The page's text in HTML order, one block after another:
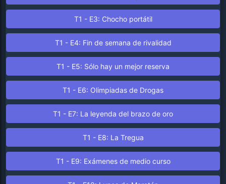
T1 - E3: Chocho portátil
T1 - E4: Fin de semana de rivalidad
T1 - E5: Sólo hay un mejor reserva
T1 - E6: Olimpiadas de Drogas
T1 - E7: La leyenda del brazo de oro
T1 - E8: La Tregua
T1 - E9: Exámenes de medio curso